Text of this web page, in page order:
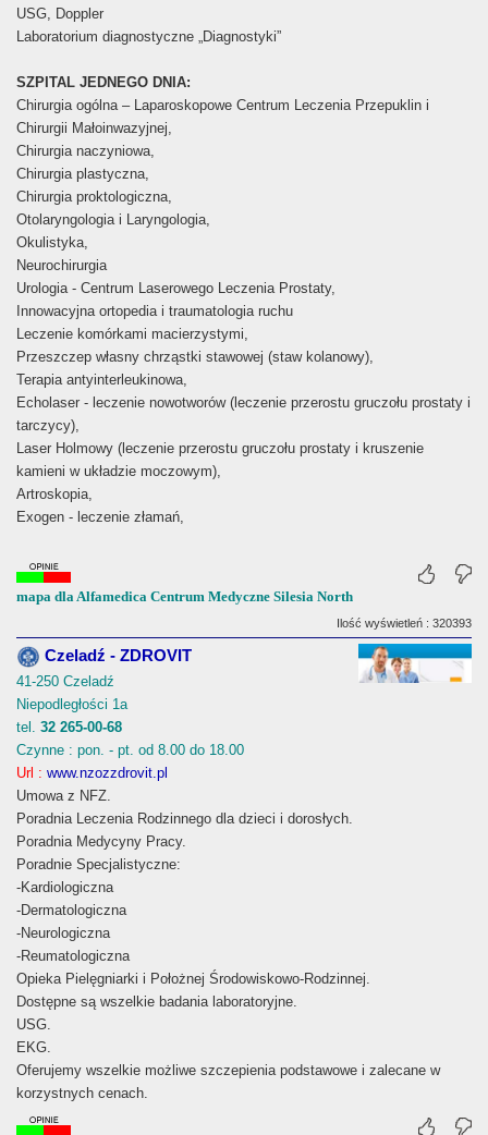
USG, Doppler
Laboratorium diagnostyczne „Diagnostyki”
SZPITAL JEDNEGO DNIA:
Chirurgia ogólna – Laparoskopowe Centrum Leczenia Przepuklin i
Chirurgii Małoinwazyjnej,
Chirurgia naczyniowa,
Chirurgia plastyczna,
Chirurgia proktologiczna,
Otolaryngologia i Laryngologia,
Okulistyka,
Neurochirurgia
Urologia - Centrum Laserowego Leczenia Prostaty,
Innowacyjna ortopedia i traumatologia ruchu
Leczenie komórkami macierzystymi,
Przeszczep własny chrząstki stawowej (staw kolanowy),
Terapia antyinterleukinowa,
Echolaser - leczenie nowotworów (leczenie przerostu gruczołu prostaty i
tarczycy),
Laser Holmowy (leczenie przerostu gruczołu prostaty i kruszenie
kamieni w układzie moczowym),
Artroskopia,
Exogen - leczenie złamań,
mapa dla Alfamedica Centrum Medyczne Silesia North
Ilość wyświetleń : 320393
Czeladź - ZDROVIT
41-250 Czeladź
Niepodległości 1a
tel. 32 265-00-68
Czynne : pon. - pt. od 8.00 do 18.00
Url : www.nzozzdrovit.pl
Umowa z NFZ.
Poradnia Leczenia Rodzinnego dla dzieci i dorosłych.
Poradnia Medycyny Pracy.
Poradnie Specjalistyczne:
-Kardiologiczna
-Dermatologiczna
-Neurologiczna
-Reumatologiczna
Opieka Pielęgniarki i Położnej Środowiskowo-Rodzinnej.
Dostępne są wszelkie badania laboratoryjne.
USG.
EKG.
Oferujemy wszelkie możliwe szczepienia podstawowe i zalecane w
korzystnych cenach.